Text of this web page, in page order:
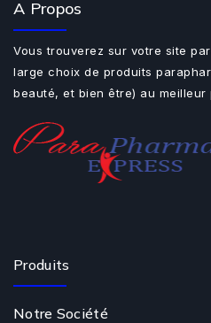
A Propos
Vous trouverez sur votre site
large choix de produits
beauté, et bien être) au meilleur
Produits
Notre Société